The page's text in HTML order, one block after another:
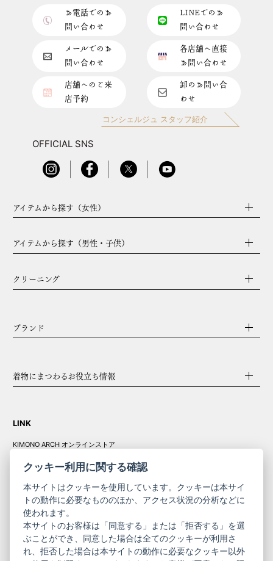
お電話でのお
問い合わせ
LINEでのお
問い合わせ
メールでのお
問い合わせ
各店舗へ直接
お問い合わせ
店舗へのご来
店予約
卸のお問い合
わせ
コンシェルジュ スタッフ紹介
OFFICIAL SNS
アイテムから探す（女性）
アイテムから探す（男性・子供）
クリーニング
ブランド
着物にまつわるお役立ち情報
LINK
KIMONO ARCH オンラインストア
コーポレート
サイト
きものやまと振
袖
サイト
クッキー利用に関する確認
本サイトはクッキーを使用しています。クッキーは本サイ
トの動作に必要なもののほか、アクセス状況の分析などに
使われます。
本サイトのお客様は「同意する」または「拒否する」を選
ぶことができ、同意した場合は全てのクッキーが利用さ
れ、拒否した場合は本サイトの動作に必要なクッキー以外